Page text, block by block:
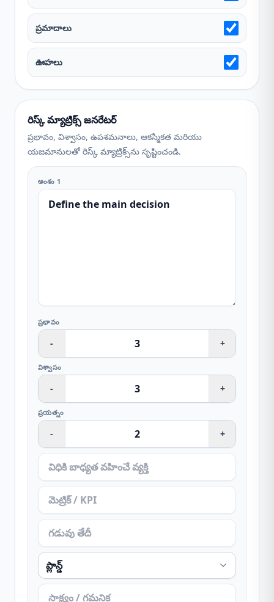
ప్రమాదాలు
ఊహలు
రిస్క్ మ్యాట్రిక్స్ జనరేటర్
ప్రభావం, విశ్వాసం, ఉపశమనాలు, ఆకస్మికత మరియు
యజమానులతో రిస్క్ మ్యాట్రిక్స్‌ను సృష్టించండి.
అంశం 1
ప్రభావం
- +
విశ్వాసం
- +
ప్రయత్నం
- +